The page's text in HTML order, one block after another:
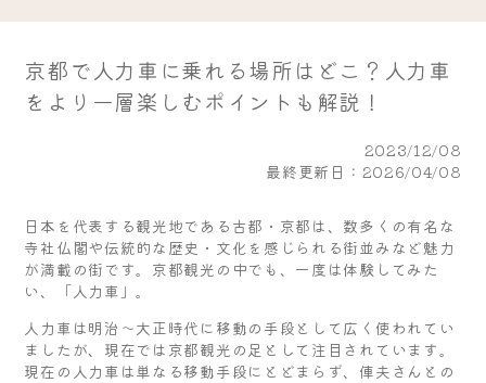
京都で人力車に乗れる場所はどこ？人力車
をより一層楽しむポイントも解説！
2023/12/08
最終更新日：2026/04/08
日本を代表する観光地である古都・京都は、数多くの有名な
寺社仏閣や伝統的な歴史・文化を感じられる街並みなど魅力
が満載の街です。京都観光の中でも、一度は体験してみた
い、「人力車」。
人力車は明治～大正時代に移動の手段として広く使われてい
ましたが、現在では京都観光の足として注目されています。
現在の人力車は単なる移動手段にとどまらず、俥夫さんとの